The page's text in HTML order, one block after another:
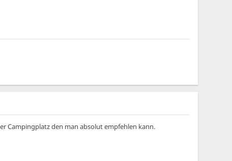
Campingplatz den man absolut empfehlen kann.